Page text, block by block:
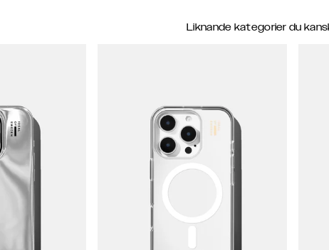
Liknande kategorier du